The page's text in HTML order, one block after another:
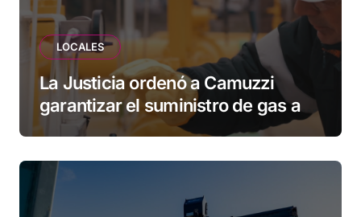
LOCALES
La Justicia ordenó a Camuzzi
garantizar el suministro de gas a
una familia de Tolhuin